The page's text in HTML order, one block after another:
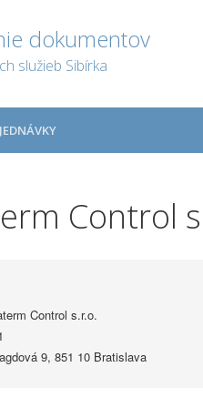
dokumentov
služieb Sibírka
Control
Control s.r.o.
9, 851 10 Bratislava